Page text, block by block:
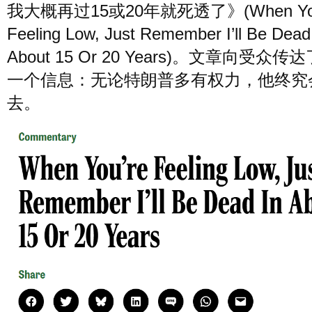
我大概再过15或20年就死透了》(When
Feeling Low, Just Remember I’ll Be
About 15 Or 20 Years)。文章向受众传达
一个信息：无论特朗普多有权力，他终究
去。